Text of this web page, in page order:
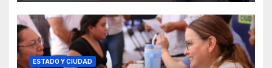
ESTADO Y CIUDAD